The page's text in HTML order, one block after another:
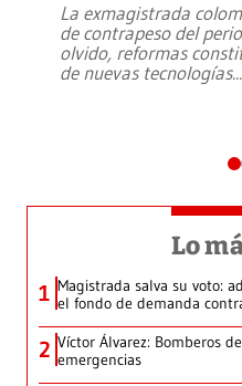
La exmagistrada
de contrapeso del
olvido, reformas
de nuevas tecnologías...
Lo
1 Magistrada salva su voto:
el fondo de demanda
2 Víctor Álvarez: Bomberos
emergencias